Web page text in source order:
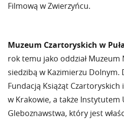
Filmową w Zwierzyńcu.
Muzeum Czartoryskich w
rok temu jako oddział Muzeum
siedzibą w Kazimierzu Dolnym.
Fundacją Książąt
w Krakowie, a także Instytutem
Gleboznawstwa, który jest